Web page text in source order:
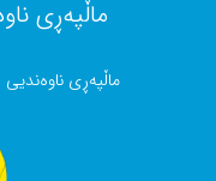
ماڵپەڕی
ماڵپەڕی